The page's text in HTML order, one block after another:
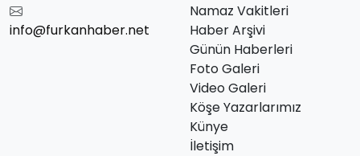
info@furkanhaber.net
Namaz Vakitleri
Haber Arşivi
Günün Haberleri
Foto Galeri
Video Galeri
Köşe Yazarlarımız
Künye
İletişim